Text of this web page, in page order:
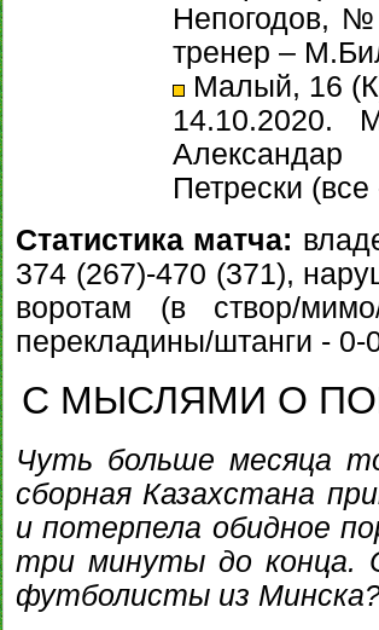
Непогодов,
тренер –
Малый, 16
14.10.2020.
Петрески
Статистика матча:
374 (267)-470 (371),
воротам (в створ/
перекладины/штанги - 0-
С МЫСЛЯМИ О
Чуть больше месяца
сборная Казахстана
и потерпела обидное
три минуты до конца.
футболисты из